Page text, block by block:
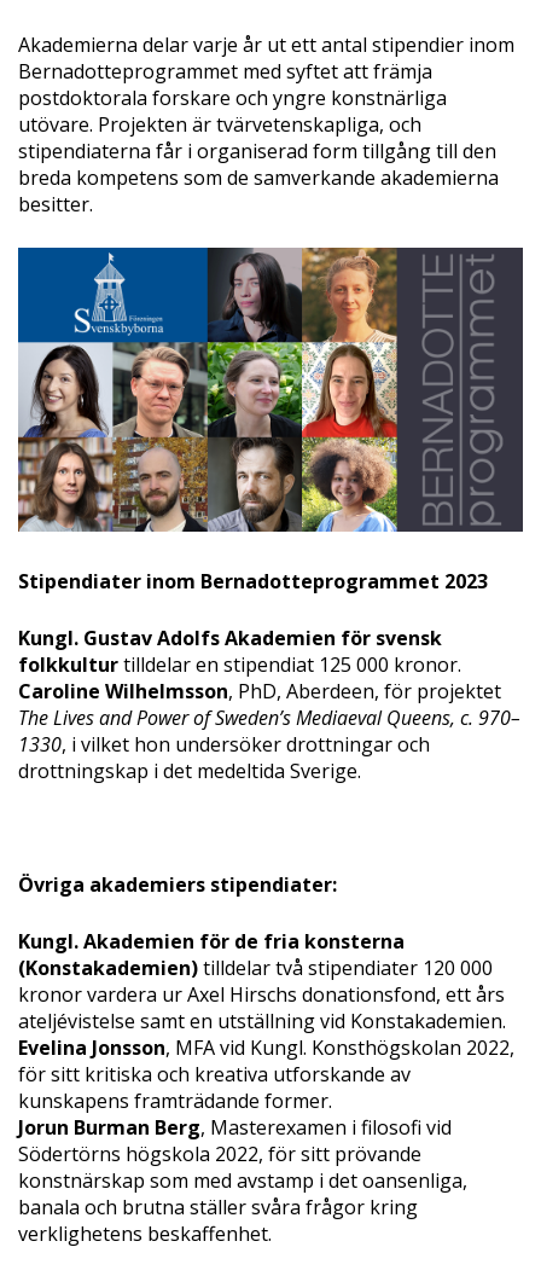
Akademierna delar varje år ut ett antal stipendier inom
Bernadotteprogrammet med syftet att främja
postdoktorala forskare och yngre konstnärliga
utövare. Projekten är tvärvetenskapliga, och
stipendiaterna får i organiserad form tillgång till den
breda kompetens som de samverkande akademierna
besitter.
Stipendiater inom Bernadotteprogrammet 2023
Kungl. Gustav Adolfs Akademien för svensk
folkkulturtilldelar en stipendiat 125 000 kronor.
Caroline Wilhelmsson, PhD, Aberdeen, för projektet
The Lives and Power of Sweden’s Mediaeval Queens, c. 970–
1330, i vilket hon undersöker drottningar och
drottningskap i det medeltida Sverige.
Övriga akademiers stipendiater:
Kungl. Akademien för de fria konsterna
(Konstakademien)tilldelar två stipendiater 120 000
kronor vardera ur Axel Hirschs donationsfond, ett års
ateljévistelse samt en utställning vid Konstakademien.
Evelina Jonsson, MFA vid Kungl. Konsthögskolan 2022,
för sitt kritiska och kreativa utforskande av
kunskapens framträdande former.
Jorun Burman Berg, Masterexamen i filosofi vid
Södertörns högskola 2022, för sitt prövande
konstnärskap som med avstamp i det oansenliga,
banala och brutna ställer svåra frågor kring
verklighetens beskaffenhet.